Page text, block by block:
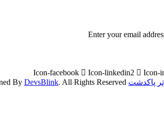
Enter your email
Icon-facebook Icon-linkedin2 Icon-
پاکدشت DevsBlink. All Rights Reserved